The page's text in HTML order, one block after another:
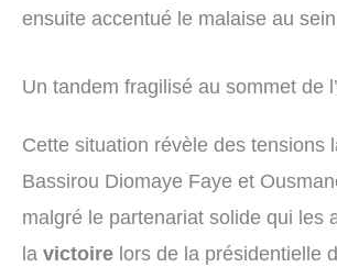
ensuite accentué le malaise au sein
Un tandem fragilisé au sommet de
Cette situation révèle des tensions
Bassirou Diomaye Faye et
malgré le partenariat solide qui les
la victoire lors de la présidentielle